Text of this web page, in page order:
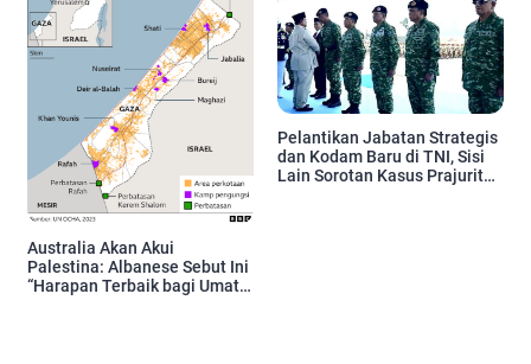
Australia Akan Akui
Palestina: Albanese Sebut Ini
“Harapan Terbaik bagi Umat
Pelantikan Jabatan Strategis
dan Kodam Baru di TNI, Sisi
Lain Sorotan Kasus Prajurit